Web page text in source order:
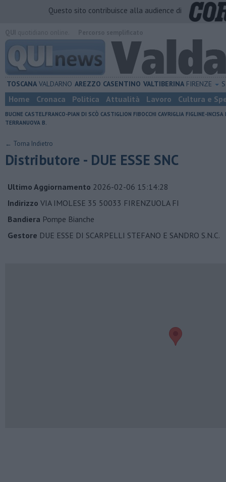
Questo sito contribuisce alla audience di
TOSCANA VALDARNO AREZZO CASENTINO VALTIBERINA FIRENZE
Home Cronaca Politica Attualità Lavoro Cultura e
BUCINE CASTELFRANCO-PIAN DI SCÒ CASTIGLION FIBOCCHI CAVRIGLIA FIGLINE-INCISA
TERRANUOVA B.
← Torna Indietro
Distributore - DUE ESSE SNC
Ultimo Aggiornamento 2026-02-06 15:14:28
Indirizzo VIA IMOLESE 35 50033 FIRENZUOLA FI
Bandiera Pompe Bianche
Gestore DUE ESSE DI SCARPELLI STEFANO E SANDRO S.N.C.